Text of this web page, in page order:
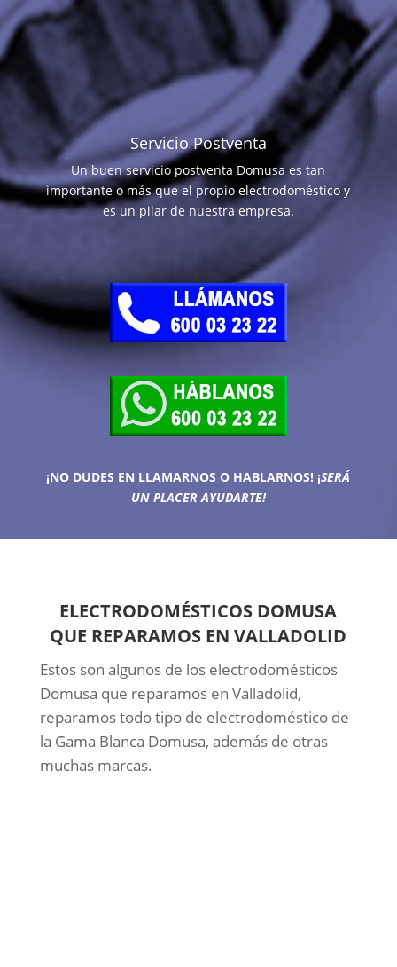
Servicio Postventa
Un buen servicio postventa Domusa es tan
importante o más que el propio electrodoméstico y
es un pilar de nuestra empresa.
¡NO DUDES EN LLAMARNOS O HABLARNOS! ¡SERÁ
UN PLACER AYUDARTE!
ELECTRODOMÉSTICOS DOMUSA
QUE REPARAMOS EN VALLADOLID
Estos son algunos de los electrodomésticos
Domusa que reparamos en Valladolid,
reparamos todo tipo de electrodoméstico de
la Gama Blanca Domusa, además de otras
muchas marcas.